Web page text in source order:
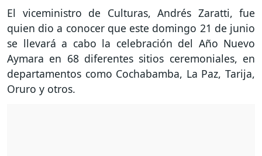
El viceministro de Culturas, Andrés Zaratti, fue
quien dio a conocer que este domingo 21 de junio
se llevará a cabo la celebración del Año Nuevo
Aymara en 68 diferentes sitios ceremoniales, en
departamentos como Cochabamba, La Paz, Tarija,
Oruro y otros.